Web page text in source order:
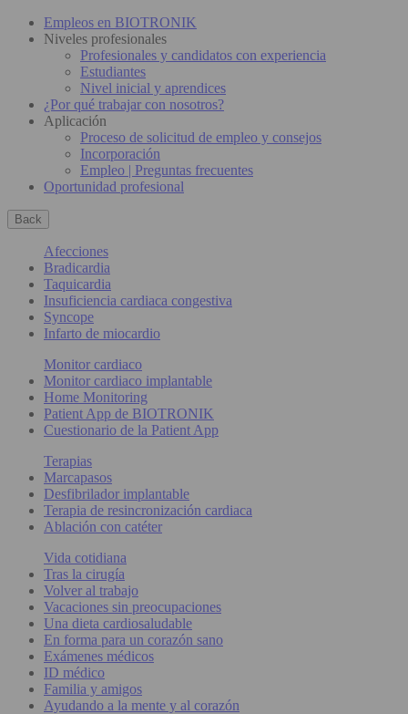
Empleos en BIOTRONIK
Niveles profesionales
Profesionales y candidatos con experiencia
Estudiantes
Nivel inicial y aprendices
¿Por qué trabajar con nosotros?
Aplicación
Proceso de solicitud de empleo y consejos
Incorporación
Empleo | Preguntas frecuentes
Oportunidad profesional
Back
Afecciones
Bradicardia
Taquicardia
Insuficiencia cardiaca congestiva
Syncope
Infarto de miocardio
Monitor cardiaco
Monitor cardiaco implantable
Home Monitoring
Patient App de BIOTRONIK
Cuestionario de la Patient App
Terapias
Marcapasos
Desfibrilador implantable
Terapia de resincronización cardiaca
Ablación con catéter
Vida cotidiana
Tras la cirugía
Volver al trabajo
Vacaciones sin preocupaciones
Una dieta cardiosaludable
En forma para un corazón sano
Exámenes médicos
ID médico
Familia y amigos
Ayudando a la mente y al corazón